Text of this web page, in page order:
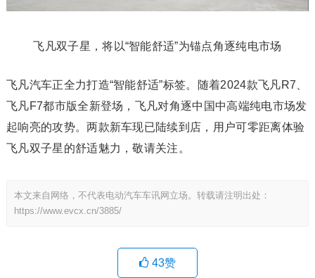
飞凡双子星，将以“智能舒适”为锚点角逐纯电市场
飞凡汽车正全力打造“智能舒适”标签。随着2024款飞凡R7、
飞凡F7都市版全新登场，飞凡对角逐中国中高端纯电市场发
起响亮的攻势。两款新车现已陆续到店，用户可零距离体验
飞凡双子星的舒适魅力，敬请关注。
本文来自网络，不代表电动汽车车讯网立场。转载请注明出处：
https://www.evcx.cn/3885/
43赞